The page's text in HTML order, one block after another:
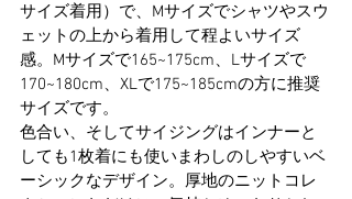
サイズ着用）で、Mサイズでシャツやスウ
ェットの上から着用して程よいサイズ
感。Mサイズで165~175cm、Lサイズで
170~180cm、XLで175~185cmの方に推奨
サイズです。
色合い、そしてサイジングはインナーと
しても1枚着にも使いまわしのしやすいベ
ーシックなデザイン。厚地のニットコレ